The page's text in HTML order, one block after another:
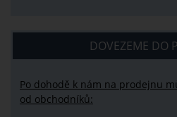
DOVEZEME DO
Po dohodě k nám na prodejnu
od obchodníků: